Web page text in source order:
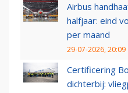
Airbus
halfjaar: eind
per maand
29-07-2026, 20:09
Certificering
dichterbij: